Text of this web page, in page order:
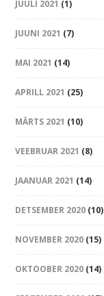
JUULI 2021 (1)
JUUNI 2021 (7)
MAI 2021 (14)
APRILL 2021 (25)
MÄRTS 2021 (10)
VEEBRUAR 2021 (8)
JAANUAR 2021 (14)
DETSEMBER 2020 (10)
NOVEMBER 2020 (15)
OKTOOBER 2020 (14)